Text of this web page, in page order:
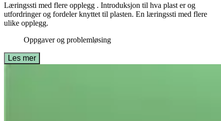
Læringssti med flere opplegg . Introduksjon til hva plast er og
utfordringer og fordeler knyttet til plasten. En læringssti med flere
ulike opplegg.
Oppgaver og problemløsing
Les mer